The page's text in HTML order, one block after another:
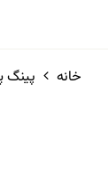
خانه پینگ